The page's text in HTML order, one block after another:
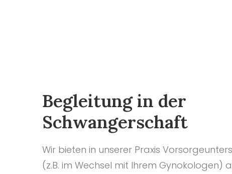
Begleitung in der
Schwangerschaft
Wir bieten in unserer Praxis
(z.B. im Wechsel mit Ihrem Gynokologen)